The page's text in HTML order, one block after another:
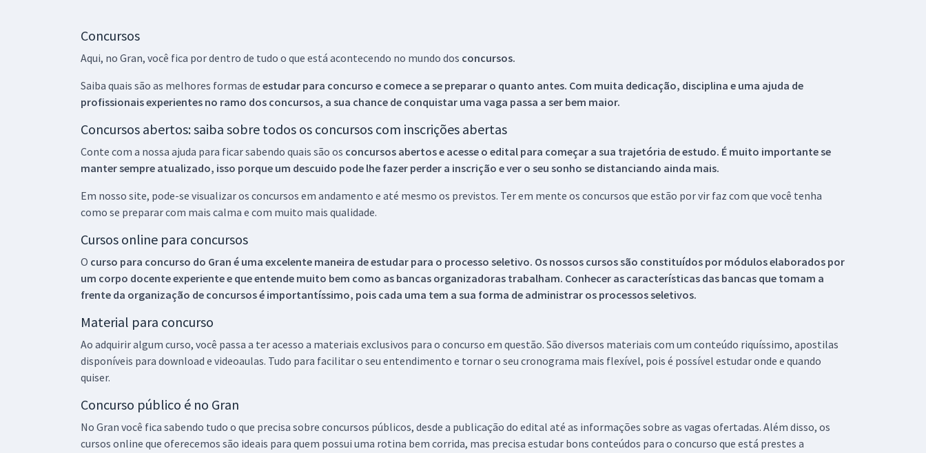
Concursos
Aqui, no Gran, você fica por dentro de tudo o que está acontecendo no mundo dos concursos.
Saiba quais são as melhores formas de estudar para concurso e comece a se preparar o quanto antes. Com muita dedicação, disciplina e uma ajuda de
profissionais experientes no ramo dos concursos, a sua chance de conquistar uma vaga passa a ser bem maior.
Concursos abertos: saiba sobre todos os concursos com inscrições abertas
Conte com a nossa ajuda para ficar sabendo quais são os concursos abertos e acesse o edital para começar a sua trajetória de estudo. É muito importante se
manter sempre atualizado, isso porque um descuido pode lhe fazer perder a inscrição e ver o seu sonho se distanciando ainda mais.
Em nosso site, pode-se visualizar os concursos em andamento e até mesmo os previstos. Ter em mente os concursos que estão por vir faz com que você tenha
como se preparar com mais calma e com muito mais qualidade.
Cursos online para concursos
O curso para concurso do Gran é uma excelente maneira de estudar para o processo seletivo. Os nossos cursos são constituídos por módulos elaborados por
um corpo docente experiente e que entende muito bem como as bancas organizadoras trabalham. Conhecer as características das bancas que tomam a
frente da organização de concursos é importantíssimo, pois cada uma tem a sua forma de administrar os processos seletivos.
Material para concurso
Ao adquirir algum curso, você passa a ter acesso a materiais exclusivos para o concurso em questão. São diversos materiais com um conteúdo riquíssimo, apostilas
disponíveis para download e videoaulas. Tudo para facilitar o seu entendimento e tornar o seu cronograma mais flexível, pois é possível estudar onde e quando
quiser.
Concurso público é no Gran
No Gran você fica sabendo tudo o que precisa sobre concursos públicos, desde a publicação do edital até as informações sobre as vagas ofertadas. Além disso, os
cursos online que oferecemos são ideais para quem possui uma rotina bem corrida, mas precisa estudar bons conteúdos para o concurso que está prestes a